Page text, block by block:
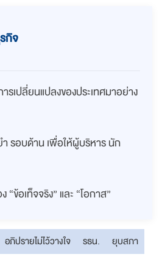
กิจ
เปลี่ยนแปลงของประเทศมาอย่าง
รอบด้าน เพื่อให้ผู้บริหาร นัก
ข้อเท็จจริง” และ “โอกาส”
อภิปรายไม่ไว้วางใจ รธน.
ยุบสภา